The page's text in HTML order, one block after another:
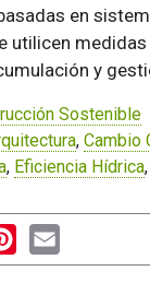
en
utilicen
y
Sostenible
, Cambio
, Eficiencia Hídrica,
PinterestEmail